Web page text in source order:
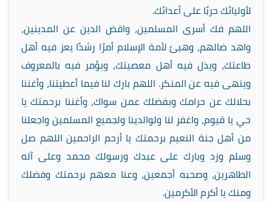
لأوليائك حربًا على أعدائك.
اللهم فك أسرى المسلمين، واقض الدين عن المدينين،
واهد ضالهم، وهيئ لأمة الإسلام أمرًا رشدًا يعز فيه أهل
طاعتك، ويذل فيه أهل معصيتك، ويؤمر فيه بالمعروف
وينهى فيه عن المنكر. اللهم بارك لنا فيما أعطيتنا، وأغننا
بحلالك عن حرامك وبفضلك عمن سواك، وأغننا برحمتك يا
حي يا قيوم، واغفر لنا ولوالدينا ولجميع المسلمين واجعلنا
من أهل جنة النعيم برحمتك يا أرحم الراحمين اللهم صل
وسلم وزد وبارك على عبدك ورسولك محمد وعلى آله
الطاهرين، وصحبه أجمعين، وعنا معهم برحمتك وفضلك
ومنك يا أكرم الأكرمين.